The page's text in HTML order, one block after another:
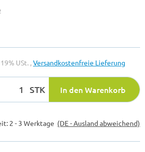
USt. ,Versandkostenfreie Lieferung
STK In den Warenkorb
2 - 3 Werktage (DE - Ausland abweichend)